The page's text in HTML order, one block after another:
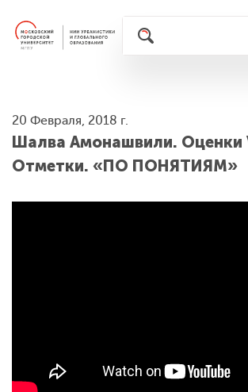
20 Февраля, 2018 г.
Шалва Амонашвили. Оценки
Отметки. «ПО ПОНЯТИЯМ»